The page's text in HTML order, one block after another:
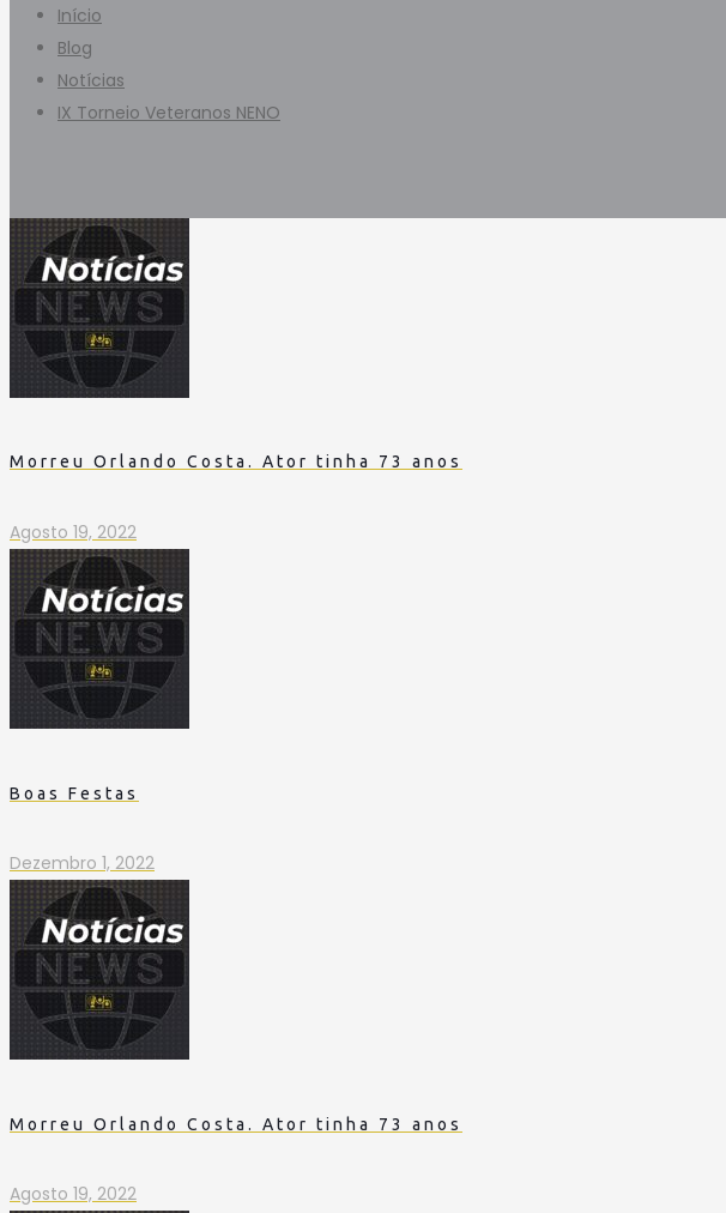
Início
Blog
Notícias
IX Torneio Veteranos NENO
Morreu Orlando Costa. Ator tinha 73 anos
Agosto 19, 2022
Boas Festas
Dezembro 1, 2022
Morreu Orlando Costa. Ator tinha 73 anos
Agosto 19, 2022